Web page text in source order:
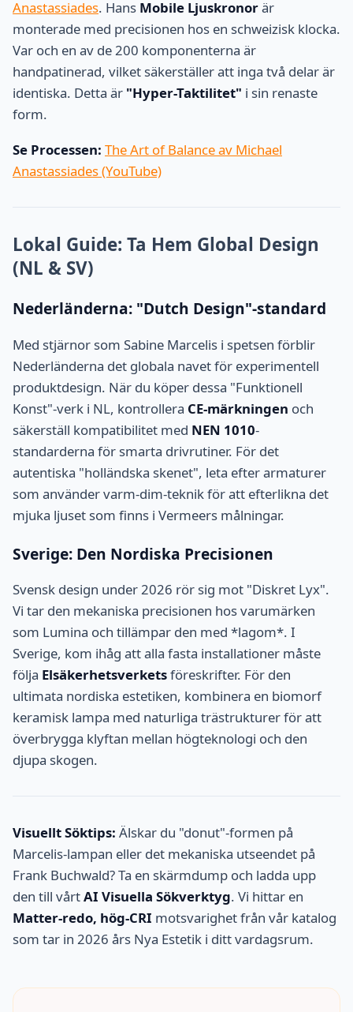
Anastassiades. Hans Mobile Ljuskronorär
monterade med precisionen hos en schweizisk klocka.
Var och en av de 200 komponenterna är
handpatinerad, vilket säkerställer att inga två delar är
identiska. Detta är "Hyper-Taktilitet" i sin renaste
form.
Se Processen: The Art of Balance av Michael
Anastassiades (YouTube)
Lokal Guide: Ta Hem Global Design
(NL & SV)
Nederländerna: "Dutch Design"-standard
Med stjärnor som Sabine Marcelis i spetsen förblir
Nederländerna det globala navet för experimentell
produktdesign. När du köper dessa "Funktionell
Konst"-verk i NL, kontrollera CE-märkningen och
säkerställ kompatibilitet med NEN 1010-
standarderna för smarta drivrutiner. För det
autentiska "holländska skenet", leta efter armaturer
som använder varm-dim-teknik för att efterlikna det
mjuka ljuset som finns i Vermeers målningar.
Sverige: Den Nordiska Precisionen
Svensk design under 2026 rör sig mot "Diskret Lyx".
Vi tar den mekaniska precisionen hos varumärken
som Lumina och tillämpar den med *lagom*. I
Sverige, kom ihåg att alla fasta installationer måste
följa Elsäkerhetsverketsföreskrifter. För den
ultimata nordiska estetiken, kombinera en biomorf
keramisk lampa med naturliga trästrukturer för att
överbrygga klyftan mellan högteknologi och den
djupa skogen.
Visuellt Söktips: Älskar du "donut"-formen på
Marcelis-lampan eller det mekaniska utseendet på
Frank Buchwald? Ta en skärmdump och ladda upp
den till vårtAI Visuella Sökverktyg. Vi hittar en
Matter-redo, hög-CRI motsvarighet från vår katalog
som tar in 2026 års Nya Estetik i ditt vardagsrum.